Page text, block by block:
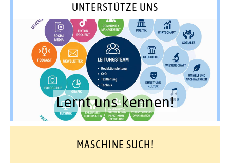
UNTERSTÜTZE UNS
Lernt uns kennen!
MASCHINE SUCH!